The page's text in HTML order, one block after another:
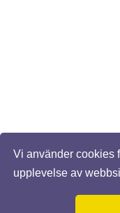
Vi använder cookies
upplevelse av